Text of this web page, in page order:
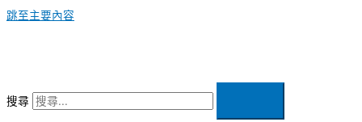
跳至主要內容
搜尋